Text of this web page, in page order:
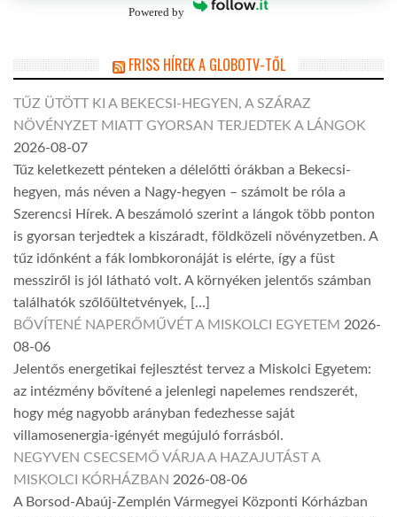
Powered by
FRISS HÍREK A GLOBOTV-TŐL
TŰZ ÜTÖTT KI A BEKECSI-HEGYEN, A SZÁRAZ
NÖVÉNYZET MIATT GYORSAN TERJEDTEK A LÁNGOK
2026-08-07
Tűz keletkezett pénteken a délelőtti órákban a Bekecsi-
hegyen, más néven a Nagy-hegyen – számolt be róla a
Szerencsi Hírek. A beszámoló szerint a lángok több ponton
is gyorsan terjedtek a kiszáradt, földközeli növényzetben. A
tűz időnként a fák lombkoronáját is elérte, így a füst
messziről is jól látható volt. A környéken jelentős számban
találhatók szőlőültetvények, […]
BŐVÍTENÉ NAPERŐMŰVÉT A MISKOLCI EGYETEM 2026-
08-06
Jelentős energetikai fejlesztést tervez a Miskolci Egyetem:
az intézmény bővítené a jelenlegi napelemes rendszerét,
hogy még nagyobb arányban fedezhesse saját
villamosenergia-igényét megújuló forrásból.
NEGYVEN CSECSEMŐ VÁRJA A HAZAJUTÁST A
MISKOLCI KÓRHÁZBAN 2026-08-06
A Borsod-Abaúj-Zemplén Vármegyei Központi Kórházban